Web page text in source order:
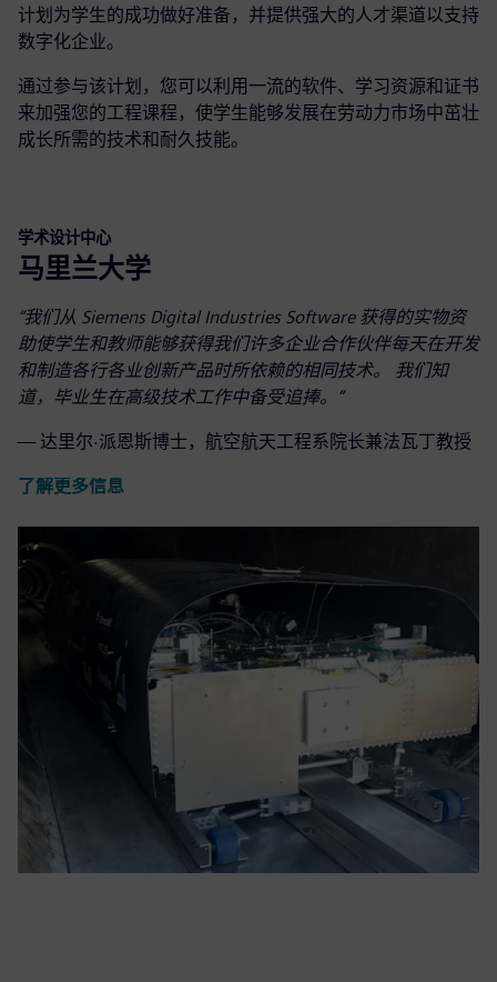
计划为学生的成功做好准备，并提供强大的人才渠道以支持
数字化企业。
通过参与该计划，您可以利用一流的软件、学习资源和证书
来加强您的工程课程，使学生能够发展在劳动力市场中茁壮
成长所需的技术和耐久技能。
学术设计中心
马里兰大学
“我们从 Siemens Digital Industries Software 获得的实物资
助使学生和教师能够获得我们许多企业合作伙伴每天在开发
和制造各行各业创新产品时所依赖的相同技术。 我们知
道，毕业生在高级技术工作中备受追捧。
”
— 达里尔·派恩斯博士，航空航天工程系院长兼法瓦丁教授
了解更多信息